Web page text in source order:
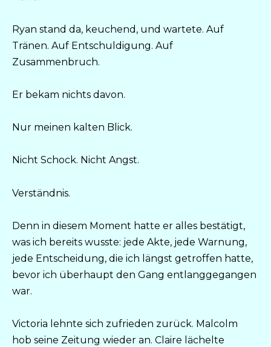
Ryan stand da, keuchend, und wartete. Auf
Tränen. Auf Entschuldigung. Auf
Zusammenbruch.
Er bekam nichts davon.
Nur meinen kalten Blick.
Nicht Schock. Nicht Angst.
Verständnis.
Denn in diesem Moment hatte er alles bestätigt,
was ich bereits wusste: jede Akte, jede Warnung,
jede Entscheidung, die ich längst getroffen hatte,
bevor ich überhaupt den Gang entlanggegangen
war.
Victoria lehnte sich zufrieden zurück. Malcolm
hob seine Zeitung wieder an. Claire lächelte